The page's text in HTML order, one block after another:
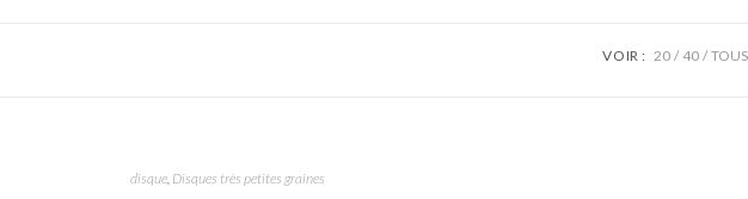
VOIR : 20 40 TOUS
disque, Disques très petites graines